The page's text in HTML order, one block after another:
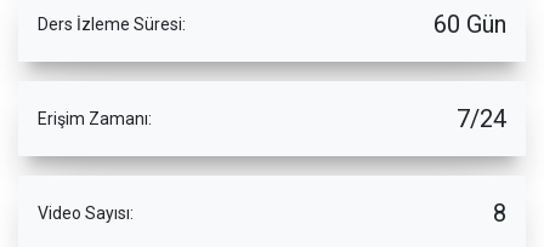
Ders İzleme Süresi: 60 Gün
Erişim Zamanı: 7/24
Video Sayısı: 8